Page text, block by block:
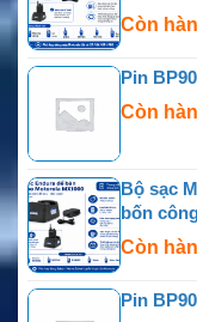
Còn
Pin
Còn
Bộ sạc
bốn
Còn
Pin